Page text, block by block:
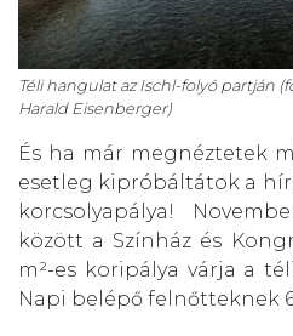
Téli hangulat az Ischl-folyó partján
Harald Eisenberger)
És ha már megnéztetek
esetleg kipróbáltátok a
korcsolyapálya!
között a Színház és
m²-es koripálya várja a
Napi belépő felnőtteknek 6